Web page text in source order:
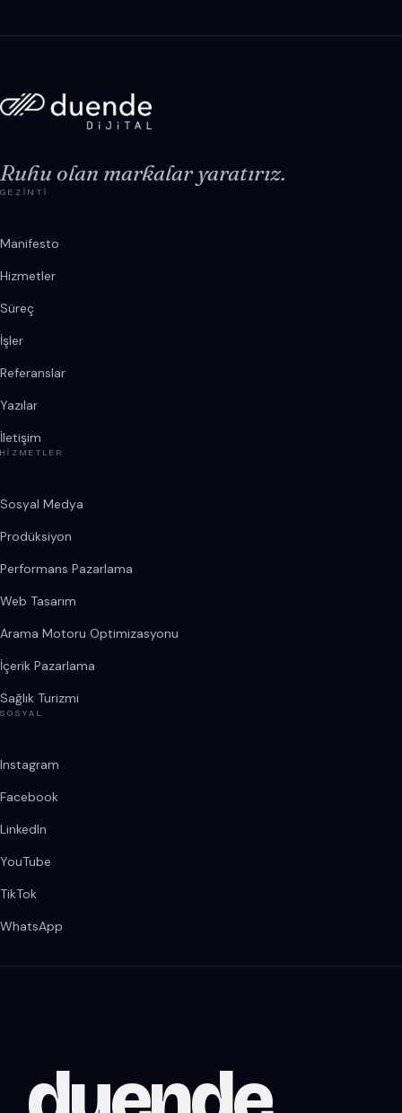
Ruhu olan markalar yaratırız.
GEZINTI
Manifesto
Hizmetler
Süreç
İşler
Referanslar
Yazılar
İletişim
HIZMETLER
Sosyal Medya
Prodüksiyon
Performans Pazarlama
Web Tasarım
Arama Motoru Optimizasyonu
İçerik Pazarlama
Sağlık Turizmi
SOSYAL
Instagram
Facebook
LinkedIn
YouTube
TikTok
WhatsApp